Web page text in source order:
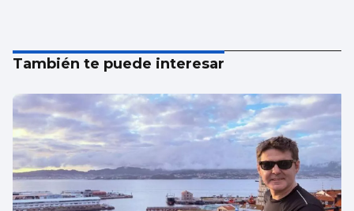
También te puede interesar